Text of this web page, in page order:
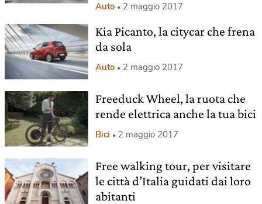
Auto 2 maggio 2017
Kia Picanto, la citycar che frena
da sola
Auto 2 maggio 2017
Freeduck Wheel, la ruota che
rende elettrica anche la tua bici
Bici 2 maggio 2017
Free walking tour, per visitare
le città d’Italia guidati dai loro
abitanti